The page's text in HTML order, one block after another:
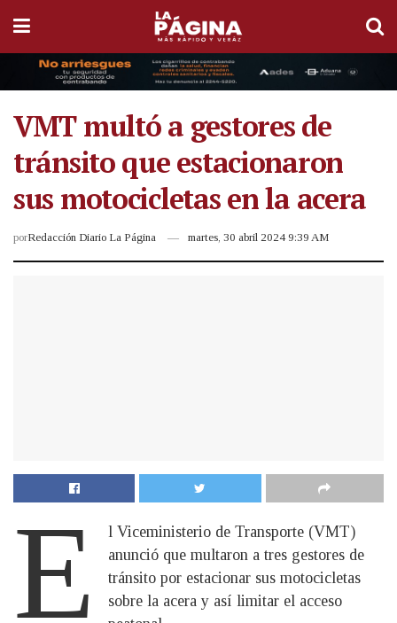
VMT multó a gestores de
tránsito que estacionaron
sus motocicletas en la acera
porRedacción Diario La Página martes, 30 abril 2024 9:39 AM
E
l Viceministerio de Transporte (VMT)
anunció que multaron a tres gestores de
tránsito por estacionar sus motocicletas
sobre la acera y así limitar el acceso